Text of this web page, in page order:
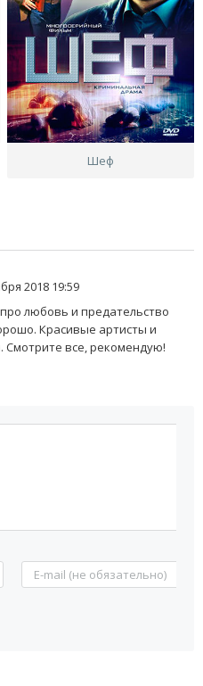
Шеф
2018 19:59
любовь и предательство
Красивые артисты и
Смотрите все, рекомендую!